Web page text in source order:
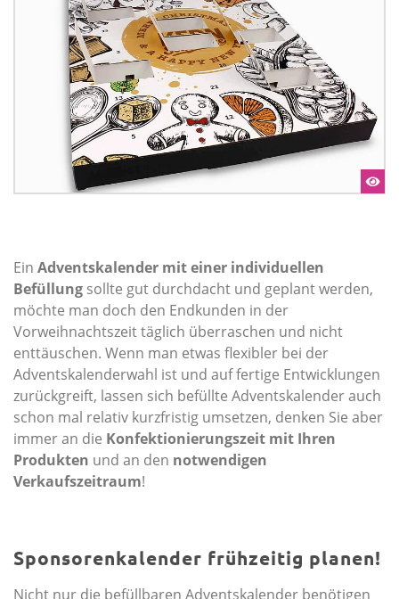
Ein Adventskalender mit einer individuellen
Befüllung sollte gut durchdacht und geplant werden,
möchte man doch den Endkunden in der
Vorweihnachtszeit täglich überraschen und nicht
enttäuschen. Wenn man etwas flexibler bei der
Adventskalenderwahl ist und auf fertige Entwicklungen
zurückgreift, lassen sich befüllte Adventskalender auch
schon mal relativ kurzfristig umsetzen, denken Sie aber
immer an die Konfektionierungszeit mit Ihren
Produkten und an den notwendigen
Verkaufszeitraum!
Sponsorenkalender frühzeitig planen!
Nicht nur die befüllbaren Adventskalender benötigen